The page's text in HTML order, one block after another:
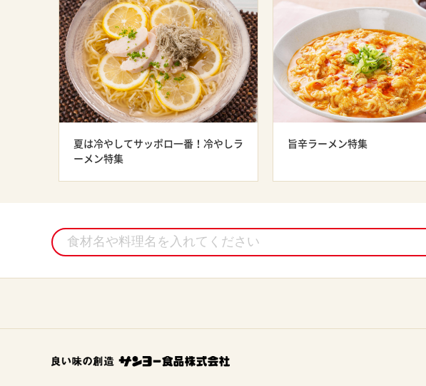
夏は冷やしてサッポロ一番！冷やしラ
ーメン特集
旨辛ラーメン特集